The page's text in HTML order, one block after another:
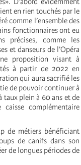
en rien touchés par le
comme l’ensemble des
fonctionnaires ont eu
précises, comme les
et danseurs de l’Opéra
proposition visant à
à partir de 2022 en
qui aura sacrifié les
de pouvoir continuer à
taux plein à 60 ans et de
complémentaire
de métiers bénéficiant
de canifs dans son
de longues périodes de